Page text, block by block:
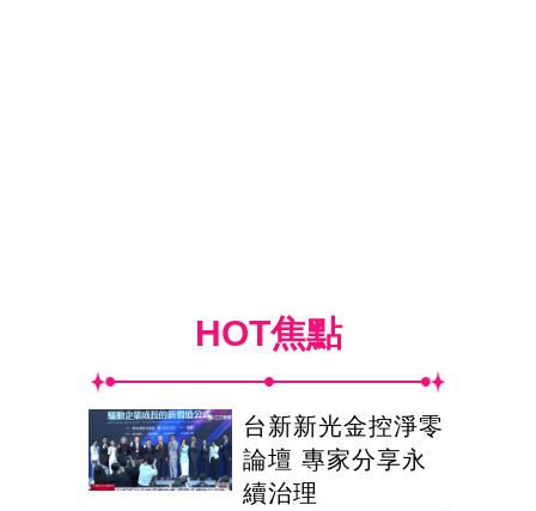
HOT焦點
台新新光金控淨零
論壇 專家分享永
續治理